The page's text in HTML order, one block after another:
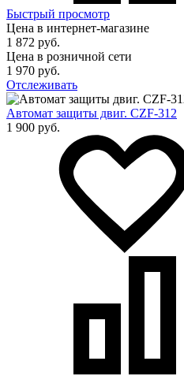
Быстрый просмотр
Цена в интернет-магазине
1 872 руб.
Цена в розничной сети
1 970 руб.
Отслеживать
Автомат защиты двиг. CZF-312
1 900 руб.